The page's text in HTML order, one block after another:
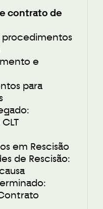
contrato de
procedimentos
e
para
em Rescisão
de Rescisão: